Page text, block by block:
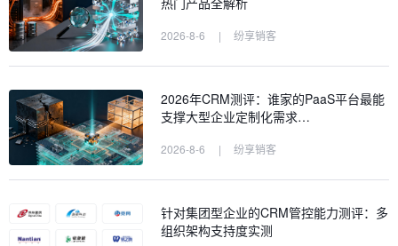
2026-8-6 | 纷享销客
2026年CRM测评：谁家的PaaS平台最能
支撑大型企业定制化需求…
2026-8-6 | 纷享销客
针对集团型企业的CRM管控能力测评：多
组织架构支持度实测